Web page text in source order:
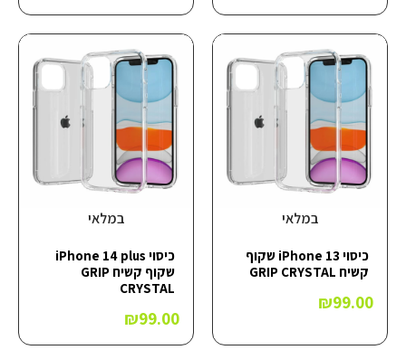
במלאי
כיסוי iPhone 13 שקוף
קשיח GRIP CRYSTAL
₪99.00
במלאי
כיסוי iPhone 14 plus
שקוף קשיח GRIP
CRYSTAL
₪99.00